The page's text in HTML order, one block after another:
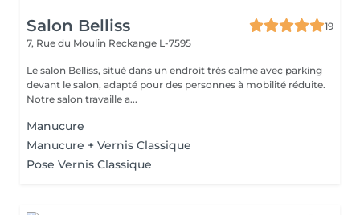
Salon Belliss
19
7, Rue du Moulin Reckange L-7595
Le salon Belliss, situé dans un endroit très calme avec parking
devant le salon, adapté pour des personnes à mobilité réduite.
Notre salon travaille a...
Manucure
Manucure + Vernis Classique
Pose Vernis Classique